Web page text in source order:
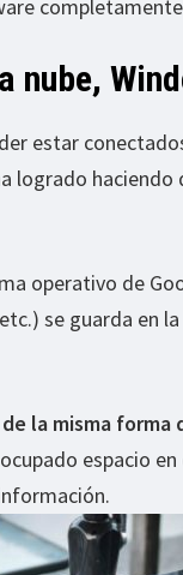
nube,
estar
logrado
operativo de
se guarda en
la misma forma
espacio